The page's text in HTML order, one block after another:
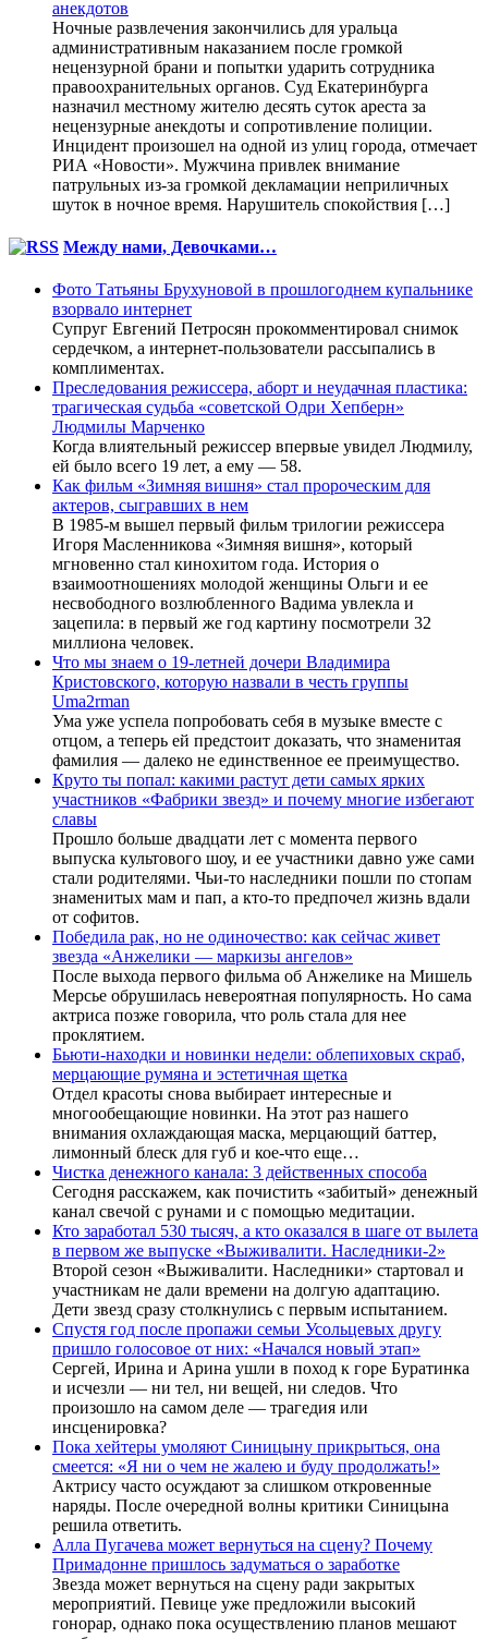
анекдотов
Ночные развлечения закончились для уральца
административным наказанием после громкой
нецензурной брани и попытки ударить сотрудника
правоохранительных органов. Суд Екатеринбурга
назначил местному жителю десять суток ареста за
нецензурные анекдоты и сопротивление полиции.
Инцидент произошел на одной из улиц города, отмечает
РИА «Новости». Мужчина привлек внимание
патрульных из-за громкой декламации неприличных
шуток в ночное время. Нарушитель спокойствия […]
Между нами, Девочками…
Фото Татьяны Брухуновой в прошлогоднем купальнике
взорвало интернет
Супруг Евгений Петросян прокомментировал снимок
сердечком, а интернет-пользователи рассыпались в
комплиментах.
Преследования режиссера, аборт и неудачная пластика:
трагическая судьба «советской Одри Хепберн»
Людмилы Марченко
Когда влиятельный режиссер впервые увидел Людмилу,
ей было всего 19 лет, а ему — 58.
Как фильм «Зимняя вишня» стал пророческим для
актеров, сыгравших в нем
В 1985-м вышел первый фильм трилогии режиссера
Игоря Масленникова «Зимняя вишня», который
мгновенно стал кинохитом года. История о
взаимоотношениях молодой женщины Ольги и ее
несвободного возлюбленного Вадима увлекла и
зацепила: в первый же год картину посмотрели 32
миллиона человек.
Что мы знаем о 19-летней дочери Владимира
Кристовского, которую назвали в честь группы
Uma2rman
Ума уже успела попробовать себя в музыке вместе с
отцом, а теперь ей предстоит доказать, что знаменитая
фамилия — далеко не единственное ее преимущество.
Круто ты попал: какими растут дети самых ярких
участников «Фабрики звезд» и почему многие избегают
славы
Прошло больше двадцати лет с момента первого
выпуска культового шоу, и ее участники давно уже сами
стали родителями. Чьи-то наследники пошли по стопам
знаменитых мам и пап, а кто-то предпочел жизнь вдали
от софитов.
Победила рак, но не одиночество: как сейчас живет
звезда «Анжелики — маркизы ангелов»
После выхода первого фильма об Анжелике на Мишель
Мерсье обрушилась невероятная популярность. Но сама
актриса позже говорила, что роль стала для нее
проклятием.
Бьюти-находки и новинки недели: облепиховых скраб,
мерцающие румяна и эстетичная щетка
Отдел красоты снова выбирает интересные и
многообещающие новинки. На этот раз нашего
внимания охлаждающая маска, мерцающий баттер,
лимонный блеск для губ и кое-что еще…
Чистка денежного канала: 3 действенных способа
Сегодня расскажем, как почистить «забитый» денежный
канал свечой с рунами и с помощью медитации.
Кто заработал 530 тысяч, а кто оказался в шаге от вылета
в первом же выпуске «Выживалити. Наследники-2»
Второй сезон «Выживалити. Наследники» стартовал и
участникам не дали времени на долгую адаптацию.
Дети звезд сразу столкнулись с первым испытанием.
Спустя год после пропажи семьи Усольцевых другу
пришло голосовое от них: «Начался новый этап»
Сергей, Ирина и Арина ушли в поход к горе Буратинка
и исчезли — ни тел, ни вещей, ни следов. Что
произошло на самом деле — трагедия или
инсценировка?
Пока хейтеры умоляют Синицыну прикрыться, она
смеется: «Я ни о чем не жалею и буду продолжать!»
Актрису часто осуждают за слишком откровенные
наряды. После очередной волны критики Синицына
решила ответить.
Алла Пугачева может вернуться на сцену? Почему
Примадонне пришлось задуматься о заработке
Звезда может вернуться на сцену ради закрытых
мероприятий. Певице уже предложили высокий
гонорар, однако пока осуществлению планов мешают